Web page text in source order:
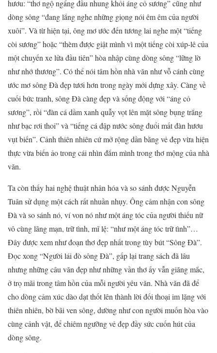
hươu: “thơ ngộ ngẩng đầu nhung khỏi áng cỏ sương” cũng như
dòng sông “đang lắng nghe những giọng nói êm êm của người
xuôi”. Và từ hiện tại, ông mơ ước đến tương lai nghe một “tiếng
còi sương” hoặc “thèm được giật mình vì một tiếng còi xúp-lê của
một chuyến xe lửa đầu tiên” hòa nhập cùng dòng sông “lững lờ
như nhớ thương”. Có thể nói tâm hồn nhà văn như vỗ cánh cùng
ước mơ sông Đà đẹp tươi hơn trong ngày mới dựng xây. Càng về
cuối bức tranh, sông Đà càng đẹp và sống động với “áng cỏ
sương”, rồi “đàn cá dầm xanh quẫy vọt lên mặt sông bụng trắng
như bạc rơi thoi” và “tiếng cá đập nước sông đuổi mất đàn hươu
vụt biến”. Cảnh thiên nhiên cứ mở rộng dần bằng vẻ đẹp vừa hiện
thực vừa biến ảo trong cái nhìn đắm mình trong thơ mộng của nhà
văn.
Ta còn thấy hai nghệ thuật nhân hóa và so sánh được Nguyễn
Tuân sử dụng một cách rất nhuần nhụy. Ông cảm nhận con sông
Đà và so sánh nó, ví von nó như một áng tóc của người thiếu nữ
vô cùng lãng mạn, trữ tình, mĩ lệ: “như một áng tóc trữ tình”…
Đây được xem như đoạn thơ đẹp nhất trong tùy bút “Sông Đà”.
Đọc xong “Người lái đò sông Đà”, gấp lại trang sách đã lâu
nhưng những câu văn đẹp như những vần thơ ấy vẫn giăng mắc,
ở trọ mãi trong tâm hồn của mỗi người yêu văn. Nhà văn đã để
cho dòng cảm xúc dào dạt thốt lên thành lời đối thoại im lặng với
thiên nhiên, bờ bãi ven sông, dường như con người muốn hòa vào
cùng cảnh vật, để chiêm ngưỡng vẻ đẹp đầy sức cuốn hút của
dòng sông.